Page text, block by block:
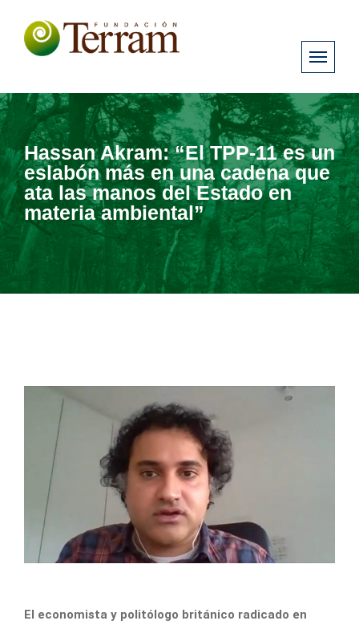
Hassan Akram: “El TPP-11 es un
eslabón más en una cadena que
ata las manos del Estado en
materia ambiental”
El economista y politólogo británico radicado en